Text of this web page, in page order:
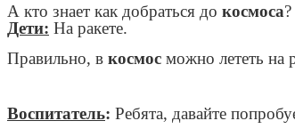
А кто знает как добраться до космоса?
Дети: На ракете.
Правильно, в космос можно лететь на
Воспитатель: Ребята, давайте